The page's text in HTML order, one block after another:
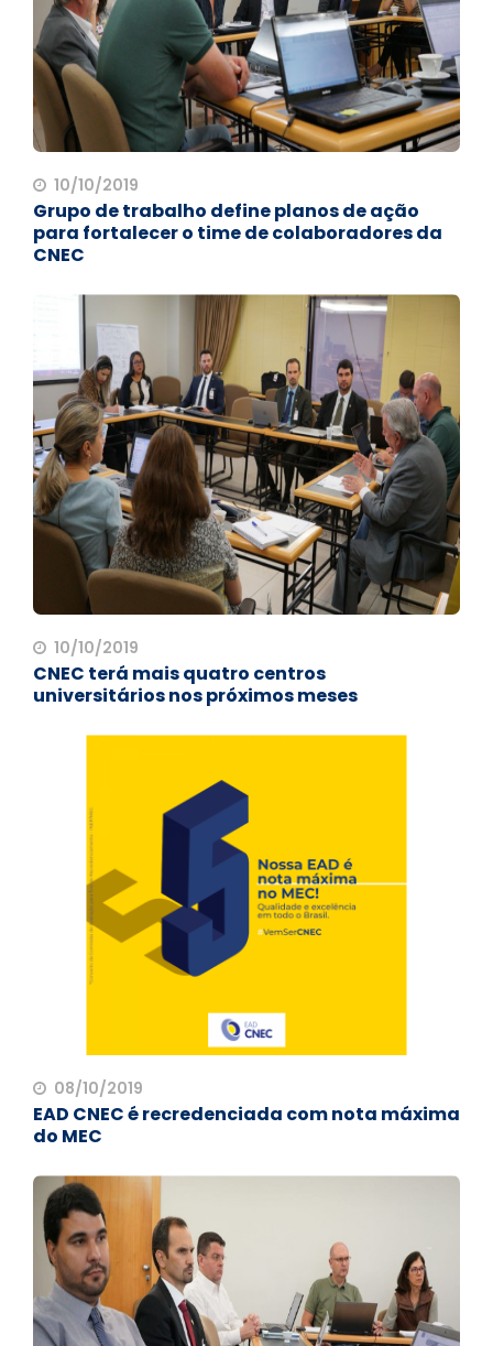
10/10/2019
Grupo de trabalho define planos de ação
para fortalecer o time de colaboradores da
CNEC
10/10/2019
CNEC terá mais quatro centros
universitários nos próximos meses
08/10/2019
EAD CNEC é recredenciada com nota máxima
do MEC